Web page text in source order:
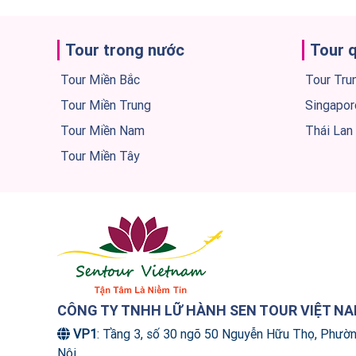
đảo
điểm
khách
khám
trấn
Tour trong nước
Tour Miền Bắc
Tour Miền Trung
Tour Miền Nam
Tour Miền Tây
Tour
Tour
Thái Lan
CÔNG TY TNHH LỮ HÀNH SEN TOUR VIỆT
VP1: Tầng 3, số 30 ngõ 50 Nguyễn Hữu Thọ,
Nội.